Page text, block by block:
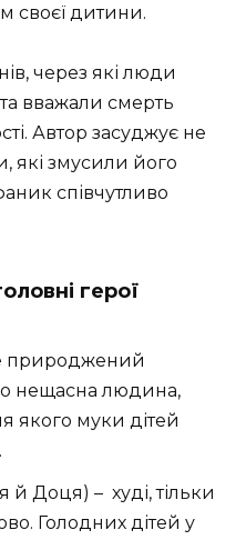
своєї дитини.
через які люди
вважали смерть
Автор засуджує не
які змусили його
співчутливо
герої
природжений
нещасна людина,
якого муки дітей
й Доця) – худі, тільки
Голодних дітей у